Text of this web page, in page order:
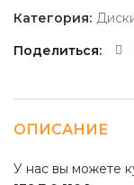
Категория:
Поделиться
ОПИСАНИЕ
У нас вы можете